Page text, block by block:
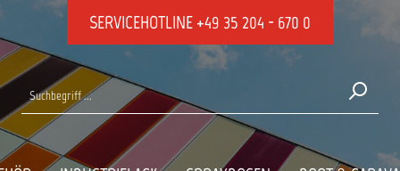
SERVICEHOTLINE+49 35 204 - 670 0
Konventionelle Pistolen